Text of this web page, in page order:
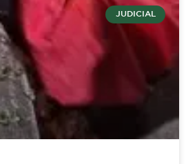
JUDICIAL